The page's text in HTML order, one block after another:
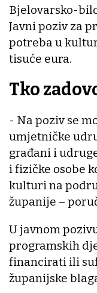
Bjelovarsko-
Javni poziv za
potreba u
tisuće eura.
Tko
- Na poziv se
umjetničke
građani i
i fizičke osobe
kulturi na
županije –
U javnom
programskih
financirati ili
županijske